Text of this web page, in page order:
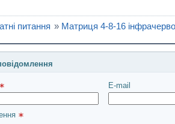
питання » Матриця 4-8-16
і натисніть Надіслати
E-mail